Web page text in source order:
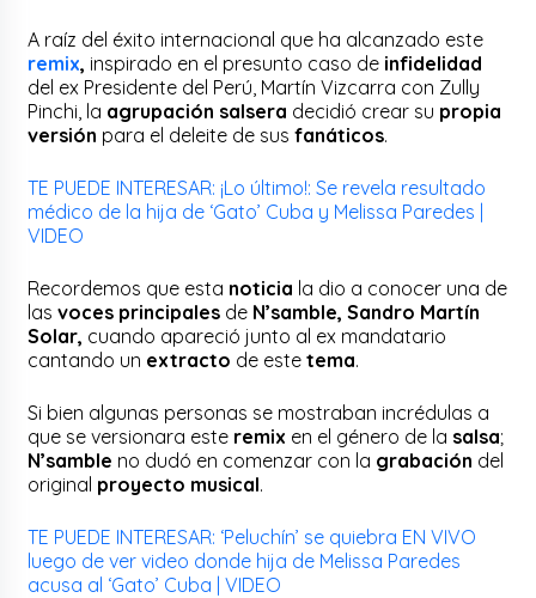
A raíz del éxito internacional que ha alcanzado este
remix, inspirado en el presunto caso de infidelidad
del ex Presidente del Perú, Martín Vizcarra con Zully
Pinchi, la agrupación salsera decidió crear su propia
versión para el deleite de susfanáticos.
TE PUEDE INTERESAR: ¡Lo último!: Se revela resultado
médico de la hija de ‘Gato’ Cuba y Melissa Paredes |
VIDEO
Recordemos que esta noticia la dio a conocer una de
lasvoces principales de N’samble, Sandro Martín
Solar, cuando apareció junto al ex mandatario
cantando un extracto de estetema.
Si bien algunas personas se mostraban incrédulas a
que se versionara este remix en el género de la salsa;
N’samble no dudó en comenzar con la grabación del
original proyecto musical.
TE PUEDE INTERESAR: ‘Peluchín’ se quiebra EN VIVO
luego de ver video donde hija de Melissa Paredes
acusa al ‘Gato’ Cuba | VIDEO